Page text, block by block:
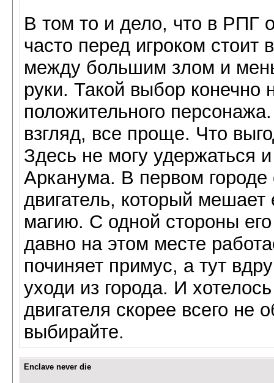
В том то и дело, что в РПГ
часто перед игроком
между большим злом и
руки. Такой выбор конечно
положительного
взгляд, все проще. Что
Здесь не могу удержаться
Арканума. В первом
двигатель, который
магию. С одной стороны
давно на этом месте
починяет примус, а тут
уходи из города. И
двигателя скорее всего не
выбирайте.
Enclave never die